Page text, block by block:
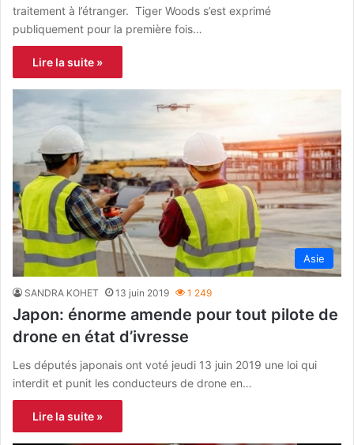
traitement à l’étranger. Tiger Woods s’est exprimé
publiquement pour la première fois…
Lire la suite »
Asie
SANDRA KOHET 13 juin 2019 1 249
Japon: énorme amende pour tout pilote de
drone en état d’ivresse
Les députés japonais ont voté jeudi 13 juin 2019 une loi qui
interdit et punit les conducteurs de drone en…
Lire la suite »